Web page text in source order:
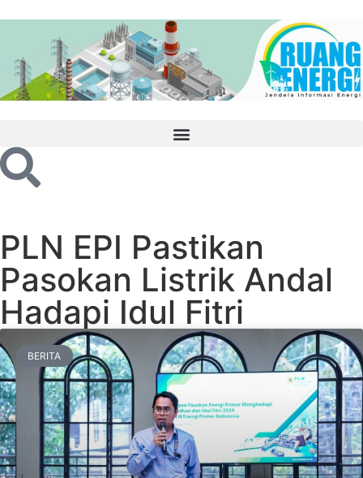
PLN EPI Pastikan
Pasokan Listrik Andal
Hadapi Idul Fitri
BERITA